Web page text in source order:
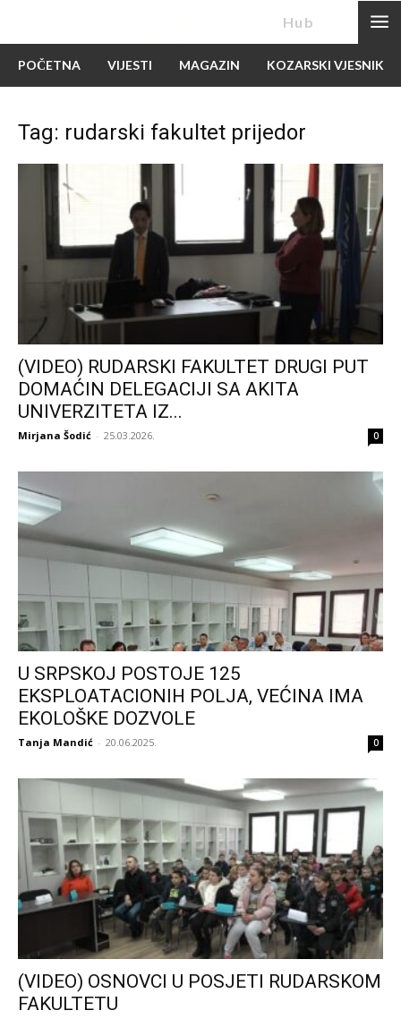
Hub
POČETNA VIJESTI MAGAZIN KOZARSKI VJESNIK
Tag: rudarski fakultet prijedor
(VIDEO) RUDARSKI FAKULTET DRUGI PUT
DOMAĆIN DELEGACIJI SA AKITA
UNIVERZITETA IZ...
Mirjana Šodić - 25.03.2026. 0
U SRPSKOJ POSTOJE 125
EKSPLOATACIONIH POLJA, VEĆINA IMA
EKOLOŠKE DOZVOLE
Tanja Mandić - 20.06.2025. 0
(VIDEO) OSNOVCI U POSJETI RUDARSKOM
FAKULTETU